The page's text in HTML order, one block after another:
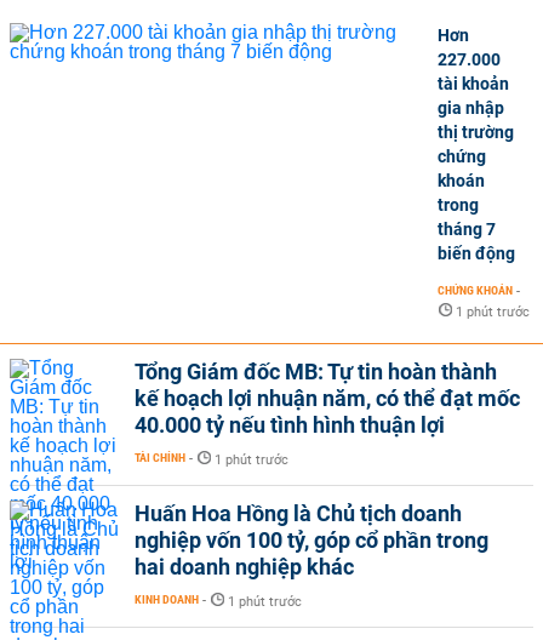
Hơn
227.000
tài khoản
gia nhập
thị trường
chứng
khoán
trong
tháng 7
biến động
CHỨNG KHOÁN -
1 phút trước
Tổng Giám đốc MB: Tự tin hoàn thành
kế hoạch lợi nhuận năm, có thể đạt mốc
40.000 tỷ nếu tình hình thuận lợi
TÀI CHÍNH - 1 phút trước
Huấn Hoa Hồng là Chủ tịch doanh
nghiệp vốn 100 tỷ, góp cổ phần trong
hai doanh nghiệp khác
KINH DOANH - 1 phút trước